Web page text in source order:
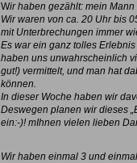
Wir haben gezählt: mein
Wir waren von ca. 20 Uhr bis
mit Unterbrechungen immer
Es war ein ganz tolles
haben uns unwahrscheinlich
gut!) vermittelt, und man hat
können.
In dieser Woche haben wir
Deswegen planen wir dieses
ein:-)! mIhnen vielen lieben
Wir haben einmal 3 und